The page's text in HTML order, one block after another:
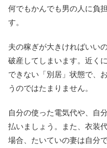
何でもかんでも男の人に負
す。
夫の稼ぎが大きければいい
破産してしまいます。近く
できない「別居」状態で、
うのではたまりません。
自分の使った電気代や、自
払いましょう。また、衣装
場合、たいていの妻は自分